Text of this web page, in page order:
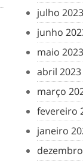
julho 2023
junho
maio 2023
abril 2023
março
fevereiro
janeiro